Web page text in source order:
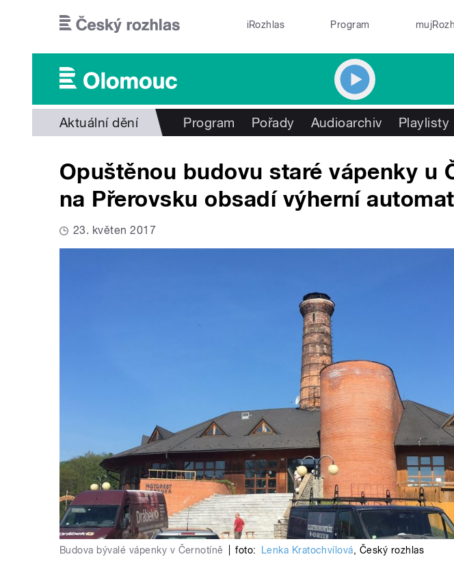
iRozhlas Program
Aktuální dění Program Pořady Audioarchiv Playlisty
Opuštěnou budovu staré vápenky u
na Přerovsku obsadí výherní
23. květen 2017
Budova bývalé vápenky v Černotíně foto: Lenka Kratochvílová, Český rozhlas